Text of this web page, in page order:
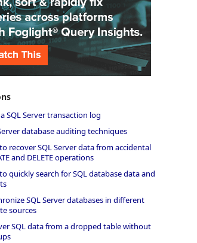
SQL Server transaction log
database auditing techniques
recover SQL Server data from accidental
and DELETE operations
quickly search for SQL database data and
SQL Server databases in different
sources
SQL data from a dropped table without